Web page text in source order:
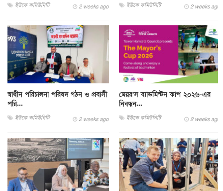
ইউকে কমিউনিটি 2 weeks ago ইউকে কমিউনিটি 2 weeks ago
স্বাধীন পরিচালনা পরিষদ গঠন ও প্রবাসী
পরি...
ইউকে কমিউনিটি 2 weeks ago
মেয়র’স ব্যাডমিন্টন কাপ ২০২৬-এর
নিবন্ধন...
ইউকে কমিউনিটি 2 weeks ago